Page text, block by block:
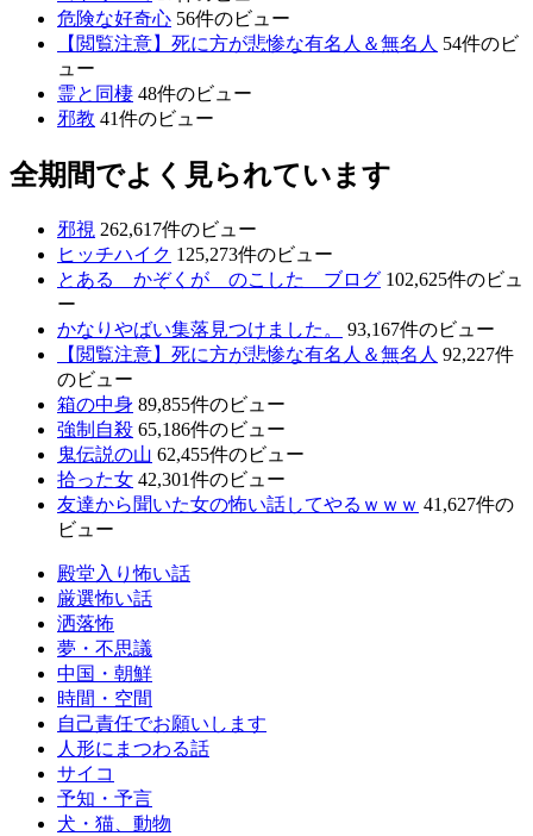
危険な好奇心 56件のビュー
【閲覧注意】死に方が悲惨な有名人＆無名人 54件のビ
ュー
霊と同棲 48件のビュー
邪教 41件のビュー
全期間でよく見られています
邪視 262,617件のビュー
ヒッチハイク 125,273件のビュー
とある かぞくが のこした ブログ 102,625件のビュ
ー
かなりやばい集落見つけました。
93,167件のビュー
【閲覧注意】死に方が悲惨な有名人＆無名人 92,227件
のビュー
箱の中身 89,855件のビュー
強制自殺 65,186件のビュー
鬼伝説の山 62,455件のビュー
拾った女 42,301件のビュー
友達から聞いた女の怖い話してやるｗｗｗ 41,627件の
ビュー
殿堂入り怖い話
厳選怖い話
洒落怖
夢・不思議
中国・朝鮮
時間・空間
自己責任でお願いします
人形にまつわる話
サイコ
予知・予言
犬・猫、動物